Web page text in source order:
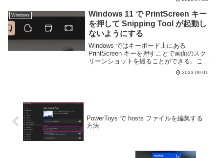
共有機能で、Android 同士であ...
Windows
Windows 11 で PrintScreen キー
を押して Snipping Tool が起動し
ないようにする
Windows ではキーボード上にある
PrintScreen キーを押すことで画面のスク
リーンショットを撮ることができる。この
機能は古くからあるものの一つで、長らく
はキーを押すだけで画面全体のスクリーン
2023.09.01
PowerToys で hosts ファイルを編集する
方法